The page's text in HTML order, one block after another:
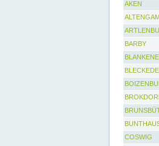
AKEN
BARBY
BLECKEDE
COSWIG